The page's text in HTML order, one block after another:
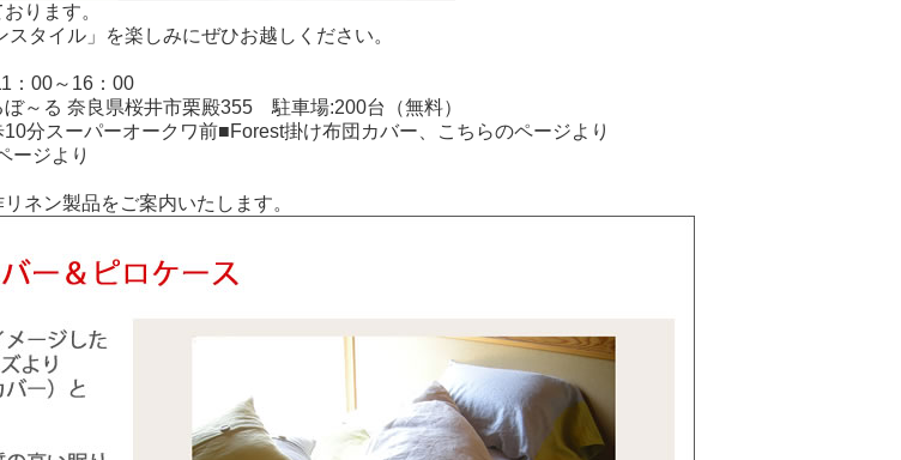
ります。
タイル」を楽しみにぜひお越しください。
：00～16：00
～る 奈良県桜井市栗殿355 駐車場:200台（無料）
分スーパーオークワ前■Forest掛け布団カバー、こちらのページより
ージより
ネン製品をご案内いたします。